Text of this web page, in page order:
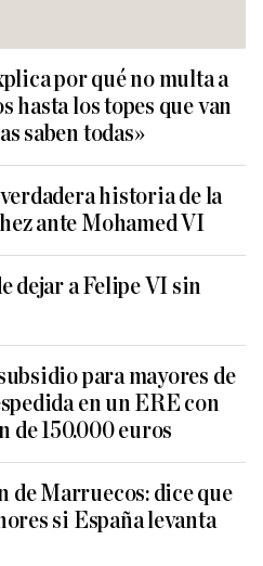
por qué no multa a
hasta los topes que van
saben todas»
historia de la
ante Mohamed VI
dejar a Felipe VI sin
para mayores de
en un ERE con
de 150.000 euros
de Marruecos: dice que
si España levanta